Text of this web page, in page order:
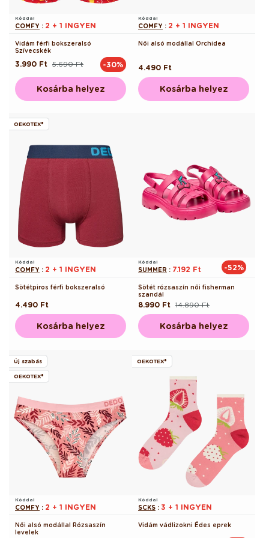
Kóddal
COMFY : 2 + 1 INGYEN
Vidám férfi bokszeralsó
Szívecskék
Normál
5.690 Ft
Akciós
3.990 Ft -30%
Kosárba helyez
Kóddal
COMFY : 2 + 1 INGYEN
Női alsó modállal Orchidea
Normál
ár
4.490 Ft
Kosárba helyez
OEKOTEX®
Kóddal
COMFY : 2 + 1 INGYEN
Sötétpiros férfi bokszeralsó
Normál
ár
4.490 Ft
Kosárba helyez
Kóddal
SUMMER : 7.192 Ft -52%
Sötét rózsaszín női fisherman
szandál
Normál
ár
14.890 Ft
Akciós
ár
8.990 Ft
Kosárba helyez
Új szabás
OEKOTEX®
Kóddal
COMFY : 2 + 1 INGYEN
Női alsó modállal Rózsaszín
levelek
OEKOTEX®
Kóddal
SCKS : 3 + 1 INGYEN
Vidám vádlizokni Édes eprek